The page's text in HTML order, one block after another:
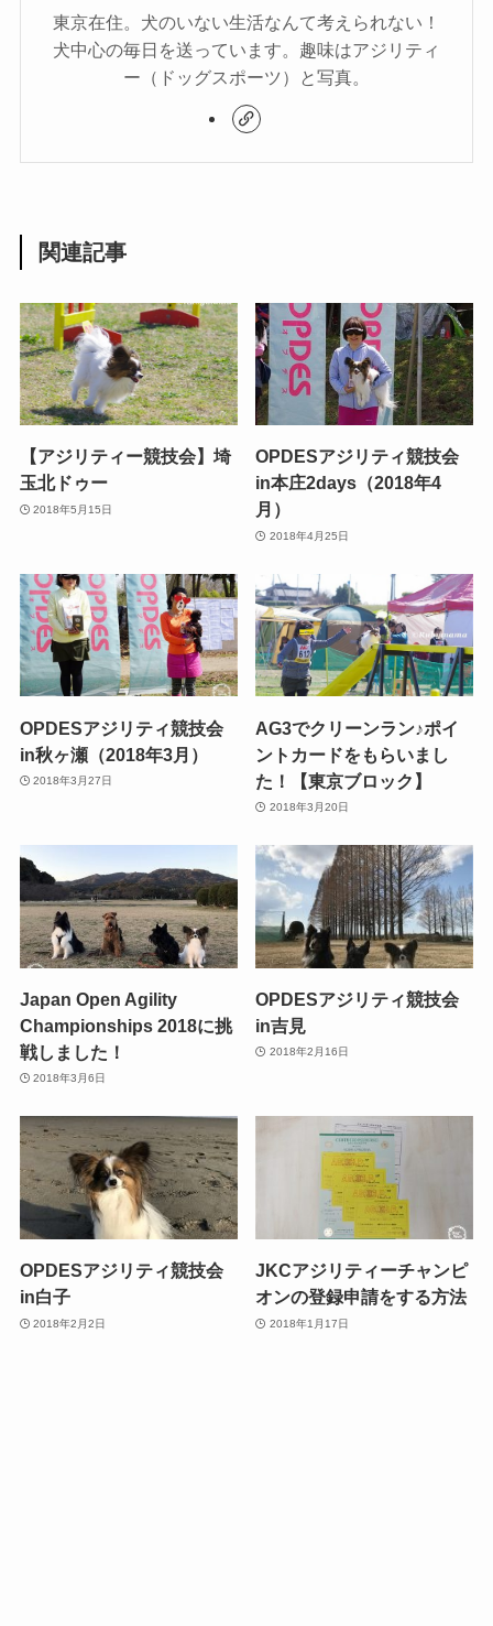
東京在住。犬のいない生活なんて考えられない！
犬中心の毎日を送っています。趣味はアジリティ
ー（ドッグスポーツ）と写真。
関連記事
【アジリティー競技会】埼
玉北ドゥー
2018年5月15日
OPDESアジリティ競技会
in本庄2days（2018年4
月）
2018年4月25日
OPDESアジリティ競技会
in秋ヶ瀬（2018年3月）
2018年3月27日
AG3でクリーンラン♪ポイ
ントカードをもらいまし
た！【東京ブロック】
2018年3月20日
Japan Open Agility
Championships 2018に挑
戦しました！
2018年3月6日
OPDESアジリティ競技会
in吉見
2018年2月16日
OPDESアジリティ競技会
in白子
2018年2月2日
JKCアジリティーチャンピ
オンの登録申請をする方法
2018年1月17日